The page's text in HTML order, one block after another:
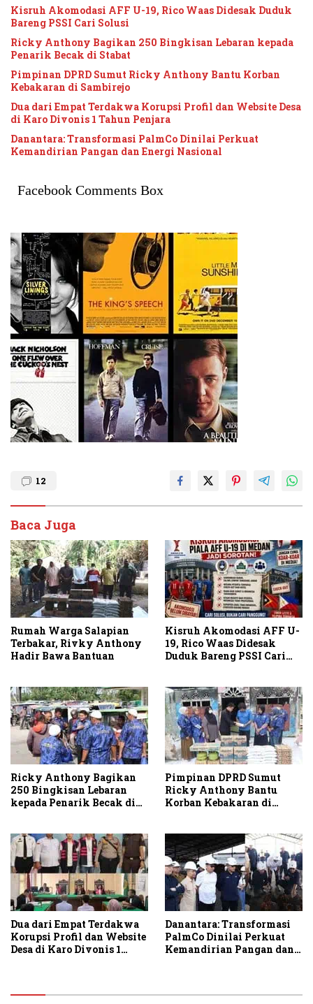
Kisruh Akomodasi AFF U-19, Rico Waas Didesak Duduk
Bareng PSSI Cari Solusi
Ricky Anthony Bagikan 250 Bingkisan Lebaran kepada
Penarik Becak di Stabat
Pimpinan DPRD Sumut Ricky Anthony Bantu Korban
Kebakaran di Sambirejo
Dua dari Empat Terdakwa Korupsi Profil dan Website Desa
di Karo Divonis 1 Tahun Penjara
Danantara: Transformasi PalmCo Dinilai Perkuat
Kemandirian Pangan dan Energi Nasional
Facebook Comments Box
12
Baca Juga
Rumah Warga Salapian
Terbakar, Rivky Anthony
Hadir Bawa Bantuan
Kisruh Akomodasi AFF U-
19, Rico Waas Didesak
Duduk Bareng PSSI Cari
Ricky Anthony Bagikan
250 Bingkisan Lebaran
kepada Penarik Becak di
Pimpinan DPRD Sumut
Ricky Anthony Bantu
Korban Kebakaran di
Dua dari Empat Terdakwa
Korupsi Profil dan Website
Desa di Karo Divonis 1
Danantara: Transformasi
PalmCo Dinilai Perkuat
Kemandirian Pangan dan